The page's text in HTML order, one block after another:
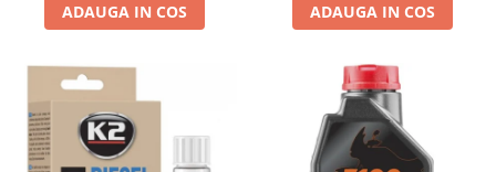
ADAUGA IN COS ADAUGA IN COS